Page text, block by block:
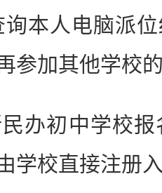
询本人电脑派
参加其他学校
办初中学校
学校直接注册